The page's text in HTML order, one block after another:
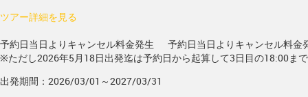
ツアー詳細を見る
予約日当日よりキャンセル料金発生
予約日当日よりキャンセル料金
※ただし2026年5月18日出発迄は予約日から起算して3日目の18:00ま
出発期間：2026/03/01～2027/03/31